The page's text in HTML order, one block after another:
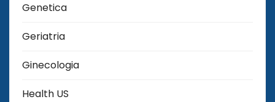
Genetica
Geriatria
Ginecologia
Health US